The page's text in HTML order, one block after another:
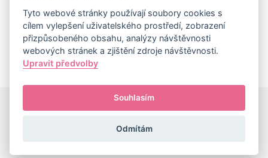
Univerzita Karlova, Matematicko-fyzikální fakulta
Tyto webové stránky používají soubory cookies s
cílem vylepšení uživatelského prostředí, zobrazení
přizpůsobeného obsahu, analýzy návštěvnosti
webových stránek a zjištění zdroje návštěvnosti.
Upravit předvolby
Souhlasím
Odmítám